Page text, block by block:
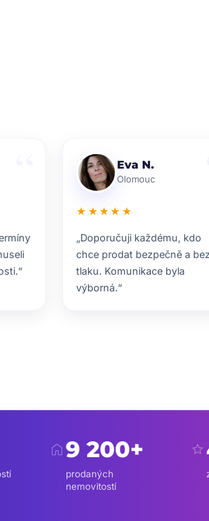
Eva N.
Olomouc
★★★★★
„Doporučuji každému, kdo
chce prodat bezpečně a
tlaku. Komunikace byla
výborná.“
home9 200+
prodaných
nemovitostí
star